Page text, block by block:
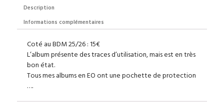
Description
Informations complémentaires
Coté au BDM 25/26 : 15€
L’album présente des traces d’utilisation, mais est en très
bon état.
Tous mes albums en EO ont une pochette de protection
….